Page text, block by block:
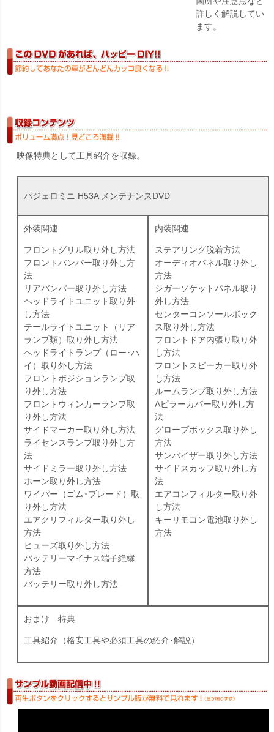
詳しく解説してい
ます。
映像特典として工具紹介を収録。
パジェロミニ H53A メンテナンスDVD
外装関連
フロントグリル取り外し方法
フロントバンパー取り外し方
法
リアバンパー取り外し方法
ヘッドライトユニット取り外
し方法
テールライトユニット（リア
ランプ類）取り外し方法
ヘッドライトランプ（ロー･ハ
イ）取り外し方法
フロントポジションランプ取
り外し方法
フロントウィンカーランプ取
り外し方法
サイドマーカー取り外し方法
ライセンスランプ取り外し方
法
サイドミラー取り外し方法
ホーン取り外し方法
ワイパー（ゴム･ブレード）取
り外し方法
エアクリフィルター取り外し
方法
ヒューズ取り外し方法
バッテリーマイナス端子絶縁
方法
バッテリー取り外し方法
内装関連
ステアリング脱着方法
オーディオパネル取り外し
方法
シガーソケットパネル取り
外し方法
センターコンソールボック
ス取り外し方法
フロントドア内張り取り外
し方法
フロントスピーカー取り外
し方法
ルームランプ取り外し方法
Aピラーカバー取り外し方
法
グローブボックス取り外し
方法
サンバイザー取り外し方法
サイドスカッフ取り外し方
法
エアコンフィルター取り外
し方法
キーリモコン電池取り外し
方法
おまけ 特典
工具紹介（格安工具や必須工具の紹介･解説）